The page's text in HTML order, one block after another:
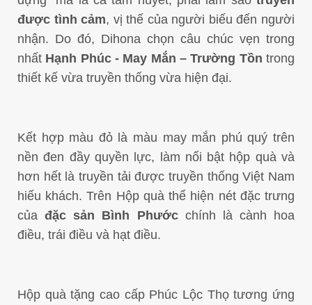
được tình cảm, vị thế của người biếu đến người
nhận. Do đó, Dihona chọn câu chúc vẹn trong
nhất Hạnh Phúc - May Mắn – Trường Tồn trong
thiết kế vừa truyền thống vừa hiện đại.
Kết hợp màu đỏ là màu may mắn phú quý trên
nền đen đầy quyền lực, làm nổi bật hộp quà và
hơn hết là truyền tải được truyền thống Việt Nam
hiếu khách. Trên Hộp quà thể hiện nét đặc trưng
củađặc sản Bình Phướcchính là cành hoa
điều, trái điều và hạt điều.
Hộp quà tặng cao cấp Phúc Lộc Thọ tương ứng